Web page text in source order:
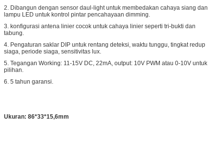
2. Dibangun dengan sensor daul-light untuk membedakan cahaya siang dan
lampu LED untuk kontrol pintar pencahayaan dimming.
3. konfigurasi antena linier cocok untuk cahaya linier seperti tri-bukti dan
tabung.
4. Pengaturan saklar DIP untuk rentang deteksi, waktu tunggu, tingkat redup
siaga, periode siaga, sensitivitas lux.
5. Tegangan Working: 11-15V DC, 22mA, output: 10V PWM atau 0-10V untuk
pilihan.
6. 5 tahun garansi.
Ukuran: 86*33*15,6mm